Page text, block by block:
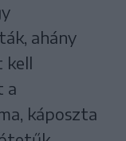
ahány
kell
a
káposzta